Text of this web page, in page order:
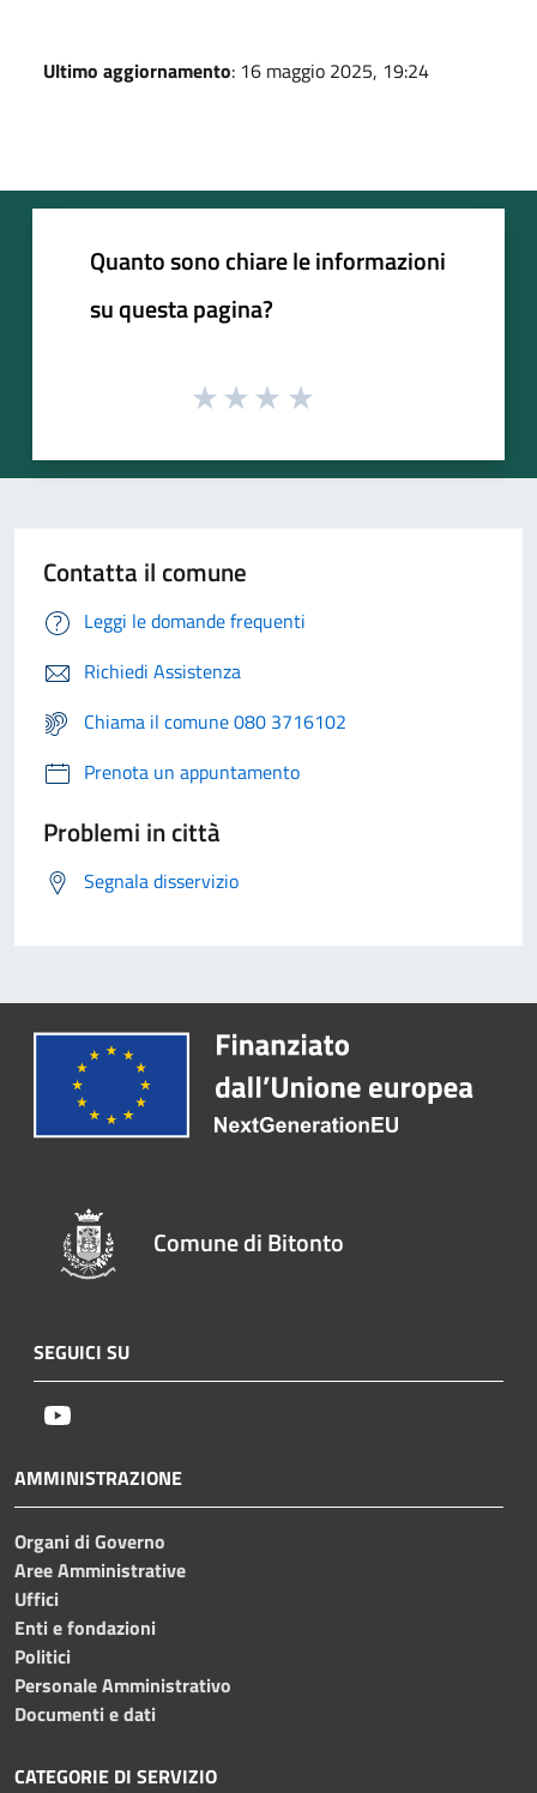
Ultimo aggiornamento: 16 maggio 2025, 19:24
Quanto sono chiare le informazioni
su questa pagina?
Contatta il comune
Leggi le domande frequenti
Richiedi Assistenza
Chiama il comune 080 3716102
Prenota un appuntamento
Problemi in città
Segnala disservizio
Comune di Bitonto
SEGUICI SU
AMMINISTRAZIONE
Organi di Governo
Aree Amministrative
Uffici
Enti e fondazioni
Politici
Personale Amministrativo
Documenti e dati
CATEGORIE DI SERVIZIO